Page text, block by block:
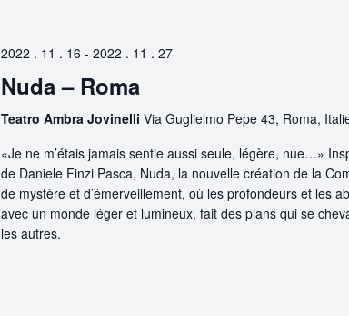
2022 . 11 . 16 - 2022 . 11 . 27
Nuda – Roma
Teatro Ambra Jovinelli Via Guglielmo Pepe 43, Roma,
«Je ne m’étais jamais sentie aussi seule, légère, nue…»
de Daniele Finzi Pasca, Nuda, la nouvelle création de la
de mystère et d’émerveillement, où les profondeurs et les
avec un monde léger et lumineux, fait des plans qui se
les autres.